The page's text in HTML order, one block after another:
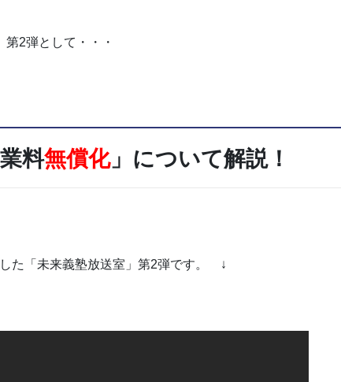
2弾として・・・
料無償化」について解説！
た「未来義塾放送室」第2弾です。 ↓